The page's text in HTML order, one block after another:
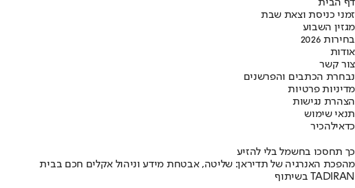
דף הבית
זמני כניסת וצאת שבת
מגזין השבוע
בחירות 2026
אודות
צור קשר
נבחרת הכתבים והפרשנים
מדיניות פרטיות
הצהרת נגישות
תנאי שימוש
כדאילהכיר
כך תחסכו בחשמל בלי להזיע
מהפכת האנרגיה של תדיראן: שליטה, אבטחת מידע וניהול אקלים חכם בבית
בשיתוף TADIRAN